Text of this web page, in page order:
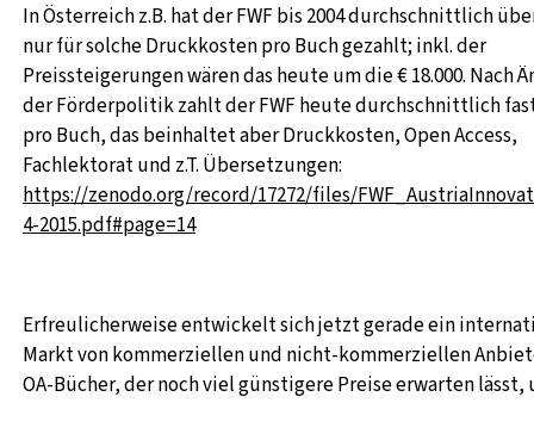
In Österreich z.B. hat der FWF bis 2004 durchschnittlich
nur für solche Druckkosten pro Buch gezahlt; inkl. der
Preissteigerungen wären das heute um die € 18.000. Nach
der Förderpolitik zahlt der FWF heute durchschnittlich fast
pro Buch, das beinhaltet aber Druckkosten, Open Access,
Fachlektorat und z.T. Übersetzungen:
https://zenodo.org/record/17272/files/
4-2015.pdf#page=14
Erfreulicherweise entwickelt sich jetzt gerade ein
Markt von kommerziellen und nicht-kommerziellen
OA-Bücher, der noch viel günstigere Preise erwarten lässt,